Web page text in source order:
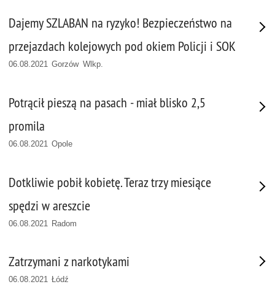
Dajemy SZLABAN na ryzyko! Bezpieczeństwo na
przejazdach kolejowych pod okiem Policji i SOK
06.08.2021 Gorzów Wlkp.
Potrącił pieszą na pasach - miał blisko 2,5
promila
06.08.2021 Opole
Dotkliwie pobił kobietę. Teraz trzy miesiące
spędzi w areszcie
06.08.2021 Radom
Zatrzymani z narkotykami
06.08.2021 Łódź